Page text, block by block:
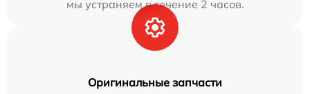
мы устраняем в течение 2 часов.
Оригинальные запчасти